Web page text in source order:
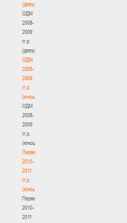
(девушки)
ОДМ
2008-
2009
гг.р.
(девушки)
ОДМ
2008-
2009
гг.р.
(юноши)
ОДМ
2008-
2009
гг.р.
(юноши)
Первенство
2010-
2011
гг.р.
(юноши)
Первенство
2010-
2011